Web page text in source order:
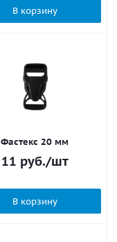
В корзину
Фастекс 20 мм
11 руб./шт
В корзину